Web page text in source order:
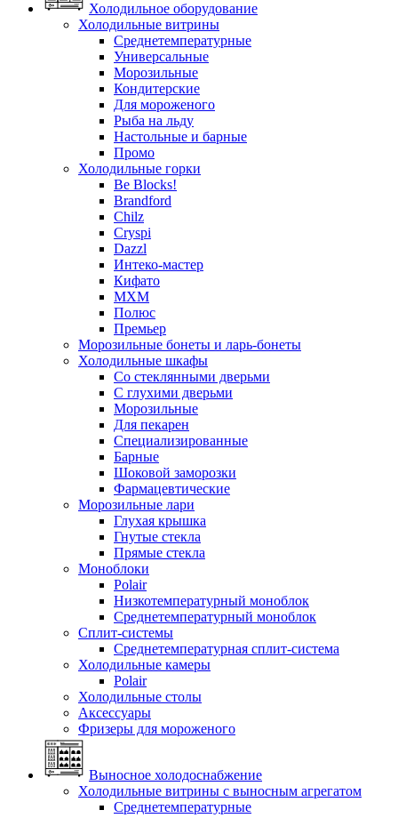
Холодильное оборудование
Холодильные витрины
Среднетемпературные
Универсальные
Морозильные
Кондитерские
Для мороженого
Рыба на льду
Настольные и барные
Промо
Холодильные горки
Be Blocks!
Brandford
Chilz
Cryspi
Dazzl
Интеко-мастер
Кифато
МХМ
Полюс
Премьер
Морозильные бонеты и ларь-бонеты
Холодильные шкафы
Со стеклянными дверьми
С глухими дверьми
Морозильные
Для пекарен
Специализированные
Барные
Шоковой заморозки
Фармацевтические
Морозильные лари
Глухая крышка
Гнутые стекла
Прямые стекла
Моноблоки
Polair
Низкотемпературный моноблок
Среднетемпературный моноблок
Сплит-системы
Среднетемпературная сплит-система
Холодильные камеры
Polair
Холодильные столы
Аксессуары
Фризеры для мороженого
Выносное холодоснабжение
Холодильные витрины с выносным агрегатом
Среднетемпературные